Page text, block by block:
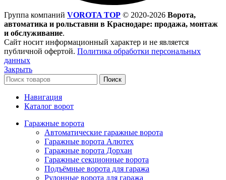
Группа компаний VOROTA TOP © 2020-2026 Ворота,
автоматика и рольставни в Краснодаре: продажа, монтаж
и обслуживание.
Сайт носит информационный характер и не является
публичной офертой. Политика обработки персональных
данных
Закрыть
Поиск
Навигация
Каталог ворот
Гаражные ворота
Автоматические гаражные ворота
Гаражные ворота Алютех
Гаражные ворота Дорхан
Гаражные секционные ворота
Подъёмные ворота для гаража
Рулонные ворота для гаража